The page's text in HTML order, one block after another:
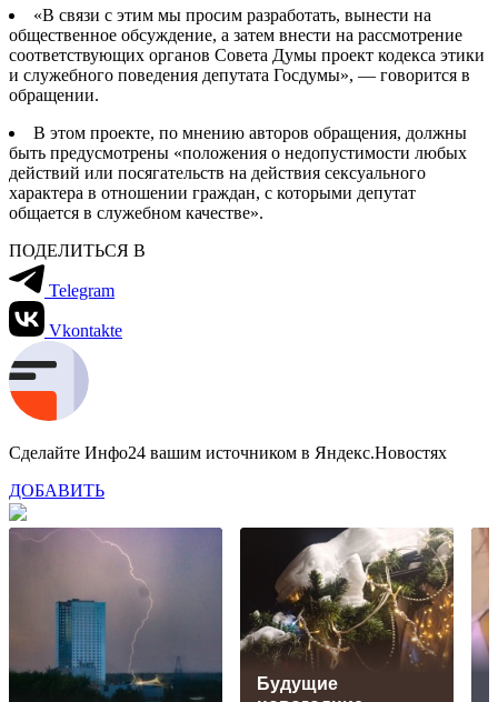
«В связи с этим мы просим разработать, вынести на
общественное обсуждение, а затем внести на рассмотрение
соответствующих органов Совета Думы проект кодекса этики
и служебного поведения депутата Госдумы», — говорится в
обращении.
В этом проекте, по мнению авторов обращения, должны
быть предусмотрены «положения о недопустимости любых
действий или посягательств на действия сексуального
характера в отношении граждан, с которыми депутат
общается в служебном качестве».
ПОДЕЛИТЬСЯ В
Telegram
Vkontakte
Сделайте Инфо24 вашим источником в Яндекс.Новостях
ДОБАВИТЬ
Будущие